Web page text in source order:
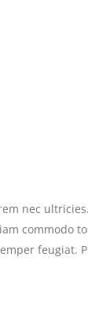
nec
commodo
feugiat.